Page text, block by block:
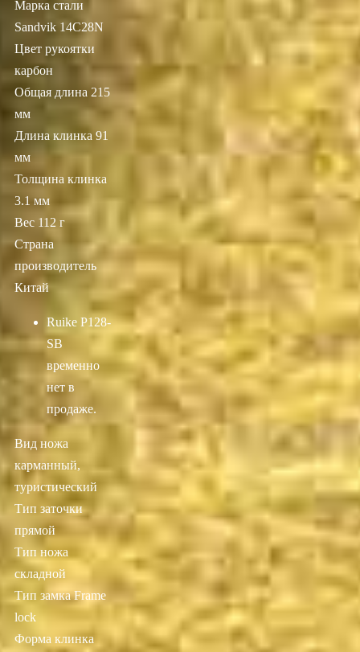
Марка стали
Sandvik 14C28N
Цвет рукоятки
карбон
Общая длина 215
мм
Длина клинка 91
мм
Толщина клинка
3.1 мм
Вес 112 г
Страна
производитель
Китай
Ruike P128-
SB
временно
нет в
продаже.
Вид ножа
карманный,
туристический
Тип заточки
прямой
Тип ножа
складной
Тип замка Frame
lock
Форма клинка